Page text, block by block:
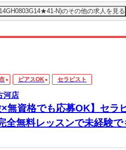
N)のその他の求人を見る
ピアスOK セラピスト
河店
×無資格でも応募OK】セラ
全無料レッスンで未経験で